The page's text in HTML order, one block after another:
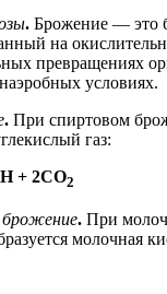
. Брожение — это
на
превращениях
условиях.
. При спиртовом
газ:
+ 2CO2
брожение. При
молочная